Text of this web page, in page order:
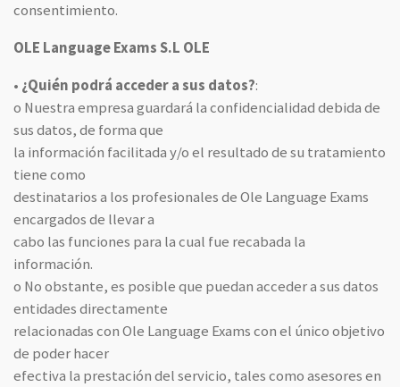
consentimiento.
OLE Language Exams S.L OLE
• ¿Quién podrá acceder a sus datos?:
o Nuestra empresa guardará la confidencialidad debida de
sus datos, de forma que
la información facilitada y/o el resultado de su tratamiento
tiene como
destinatarios a los profesionales de Ole Language Exams
encargados de llevar a
cabo las funciones para la cual fue recabada la
información.
o No obstante, es posible que puedan acceder a sus datos
entidades directamente
relacionadas con Ole Language Exams con el único objetivo
de poder hacer
efectiva la prestación del servicio, tales como asesores en